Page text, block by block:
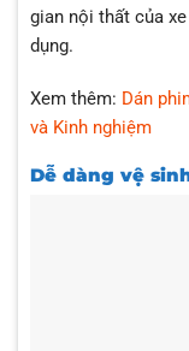
gian nội thất của
dụng.
Xem thêm: Dán
và Kinh nghiệm
Dễ dàng vệ